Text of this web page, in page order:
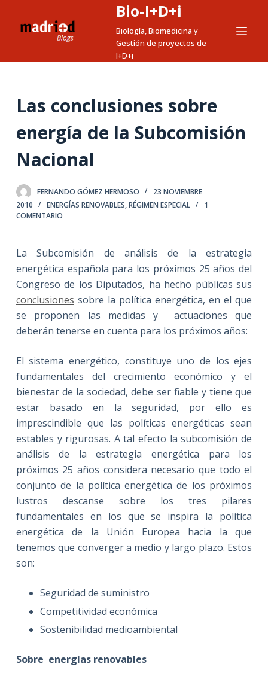
t
e
n
d
Bio-I+D+i
Biología, Biomedicina y
Gestión de proyectos de
I+D+i
Las conclusiones sobre
energía de la Subcomisión
Nacional
FERNANDO GÓMEZ HERMOSO
23 NOVIEMBRE
2010
ENERGÍAS RENOVABLES,RÉGIMEN ESPECIAL
1
COMENTARIO
La Subcomisión de análisis de la estrategia
energética española para los próximos 25 años del
Congreso de los Diputados, ha hecho públicas sus
conclusiones sobre la política energética, en el que
se proponen las medidas y actuaciones que
deberán tenerse en cuenta para los próximos años:
El sistema energético, constituye uno de los ejes
fundamentales del crecimiento económico y el
bienestar de la sociedad, debe ser fiable y tiene que
estar basado en la seguridad, por ello es
imprescindible que las políticas energéticas sean
estables y rigurosas. A tal efecto la subcomisión de
análisis de la estrategia energética para los
próximos 25 años considera necesario que todo el
conjunto de la política energética de los próximos
lustros descanse sobre los tres pilares
fundamentales en los que se inspira la política
energética de la Unión Europea hacia la que
tenemos que converger a medio y largo plazo. Estos
son:
Seguridad de suministro
Competitividad económica
Sostenibilidad medioambiental
Sobre energías renovables